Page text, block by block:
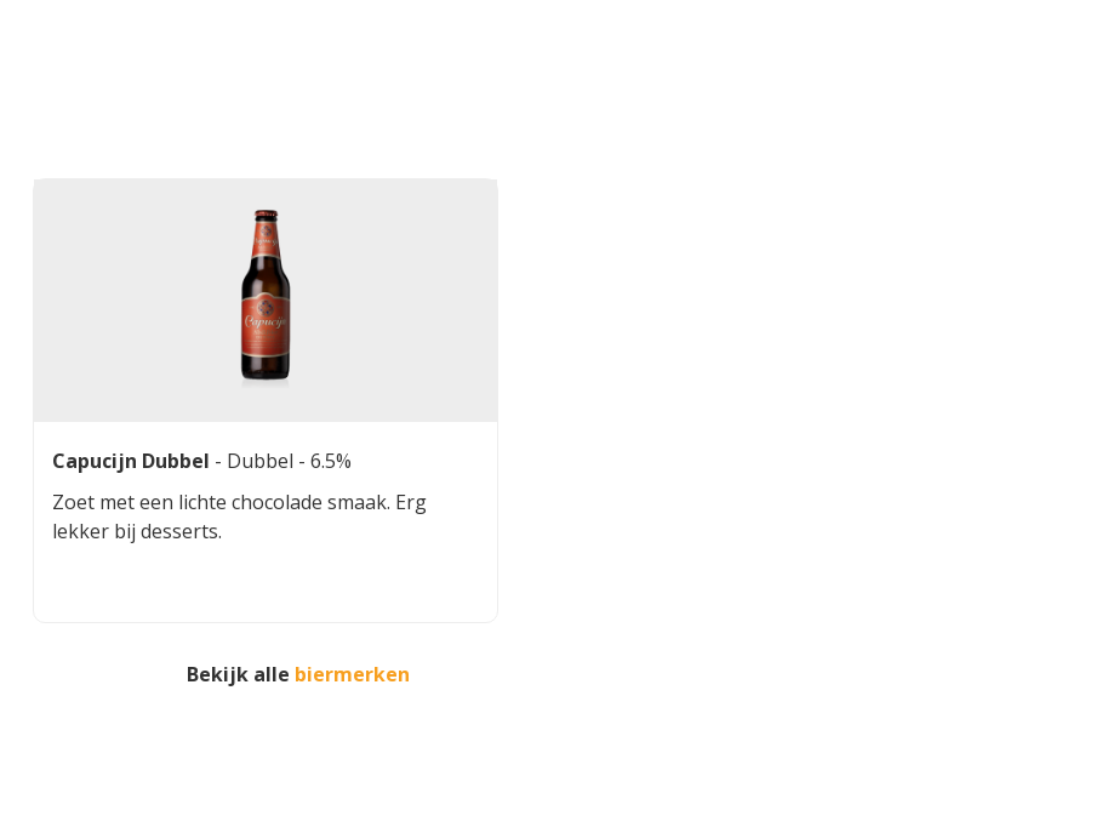
Capucijn Dubbel - Dubbel - 6.5%
Zoet met een lichte chocolade smaak. Erg
lekker bij desserts.
Bekijk alle biermerken